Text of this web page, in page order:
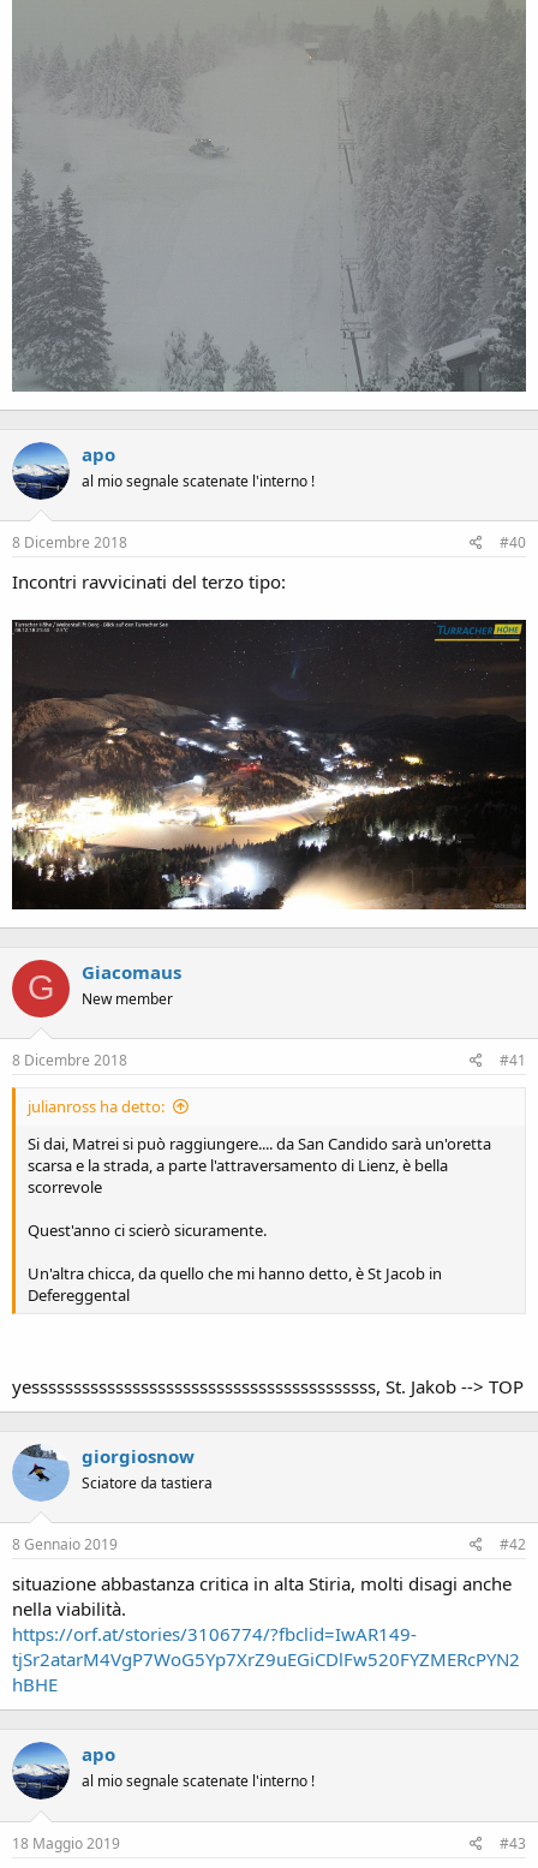
apo
al mio segnale scatenate l'interno !
8 Dicembre 2018 #40
Incontri ravvicinati del terzo tipo:
G Giacomaus
New member
8 Dicembre 2018 #41
julianross ha detto:
Si dai, Matrei si può raggiungere.... da San Candido sarà un'oretta
scarsa e la strada, a parte l'attraversamento di Lienz, è bella
scorrevole
Quest'anno ci scierò sicuramente.
Un'altra chicca, da quello che mi hanno detto, è St Jacob in
Defereggental
yesssssssssssssssssssssssssssssssssssssssss, St. Jakob --> TOP
giorgiosnow
Sciatore da tastiera
8 Gennaio 2019 #42
situazione abbastanza critica in alta Stiria, molti disagi anche
nella viabilità.
https://orf.at/stories/3106774/?fbclid=IwAR149-
tjSr2atarM4VgP7WoG5Yp7XrZ9uEGiCDlFw520FYZMERcPYN2
hBHE
apo
al mio segnale scatenate l'interno !
18 Maggio 2019 #43